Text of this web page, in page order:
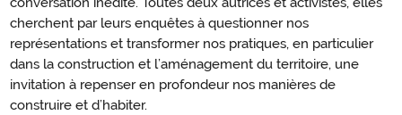
cherchent par leurs enquêtes à questionner nos
représentations et transformer nos pratiques, en particulier
dans la construction et l’aménagement du territoire, une
invitation à repenser en profondeur nos manières de
construire et d’habiter.